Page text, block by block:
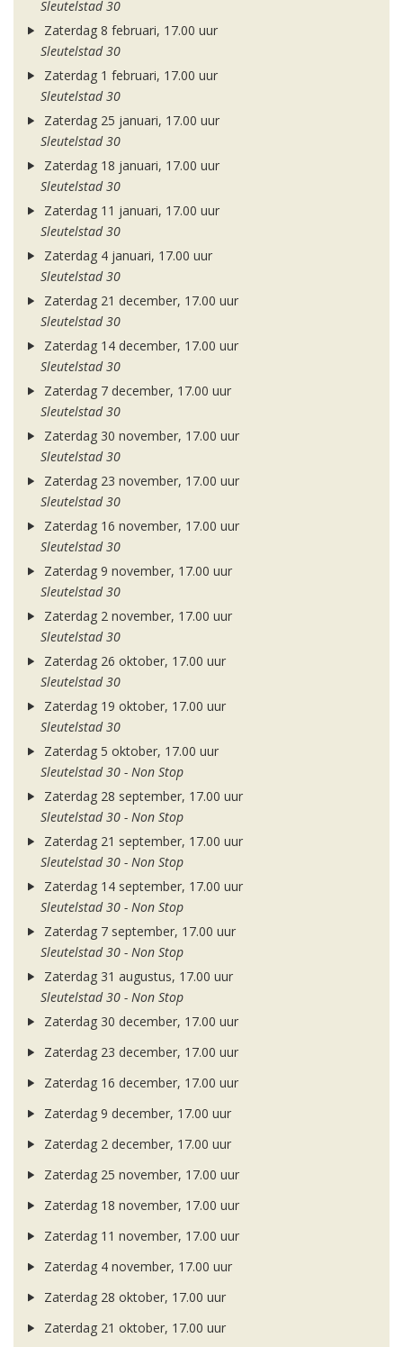
Sleutelstad 30
Zaterdag 8 februari, 17.00 uur
Sleutelstad 30
Zaterdag 1 februari, 17.00 uur
Sleutelstad 30
Zaterdag 25 januari, 17.00 uur
Sleutelstad 30
Zaterdag 18 januari, 17.00 uur
Sleutelstad 30
Zaterdag 11 januari, 17.00 uur
Sleutelstad 30
Zaterdag 4 januari, 17.00 uur
Sleutelstad 30
Zaterdag 21 december, 17.00 uur
Sleutelstad 30
Zaterdag 14 december, 17.00 uur
Sleutelstad 30
Zaterdag 7 december, 17.00 uur
Sleutelstad 30
Zaterdag 30 november, 17.00 uur
Sleutelstad 30
Zaterdag 23 november, 17.00 uur
Sleutelstad 30
Zaterdag 16 november, 17.00 uur
Sleutelstad 30
Zaterdag 9 november, 17.00 uur
Sleutelstad 30
Zaterdag 2 november, 17.00 uur
Sleutelstad 30
Zaterdag 26 oktober, 17.00 uur
Sleutelstad 30
Zaterdag 19 oktober, 17.00 uur
Sleutelstad 30
Zaterdag 5 oktober, 17.00 uur
Sleutelstad 30 - Non Stop
Zaterdag 28 september, 17.00 uur
Sleutelstad 30 - Non Stop
Zaterdag 21 september, 17.00 uur
Sleutelstad 30 - Non Stop
Zaterdag 14 september, 17.00 uur
Sleutelstad 30 - Non Stop
Zaterdag 7 september, 17.00 uur
Sleutelstad 30 - Non Stop
Zaterdag 31 augustus, 17.00 uur
Sleutelstad 30 - Non Stop
Zaterdag 30 december, 17.00 uur
Zaterdag 23 december, 17.00 uur
Zaterdag 16 december, 17.00 uur
Zaterdag 9 december, 17.00 uur
Zaterdag 2 december, 17.00 uur
Zaterdag 25 november, 17.00 uur
Zaterdag 18 november, 17.00 uur
Zaterdag 11 november, 17.00 uur
Zaterdag 4 november, 17.00 uur
Zaterdag 28 oktober, 17.00 uur
Zaterdag 21 oktober, 17.00 uur